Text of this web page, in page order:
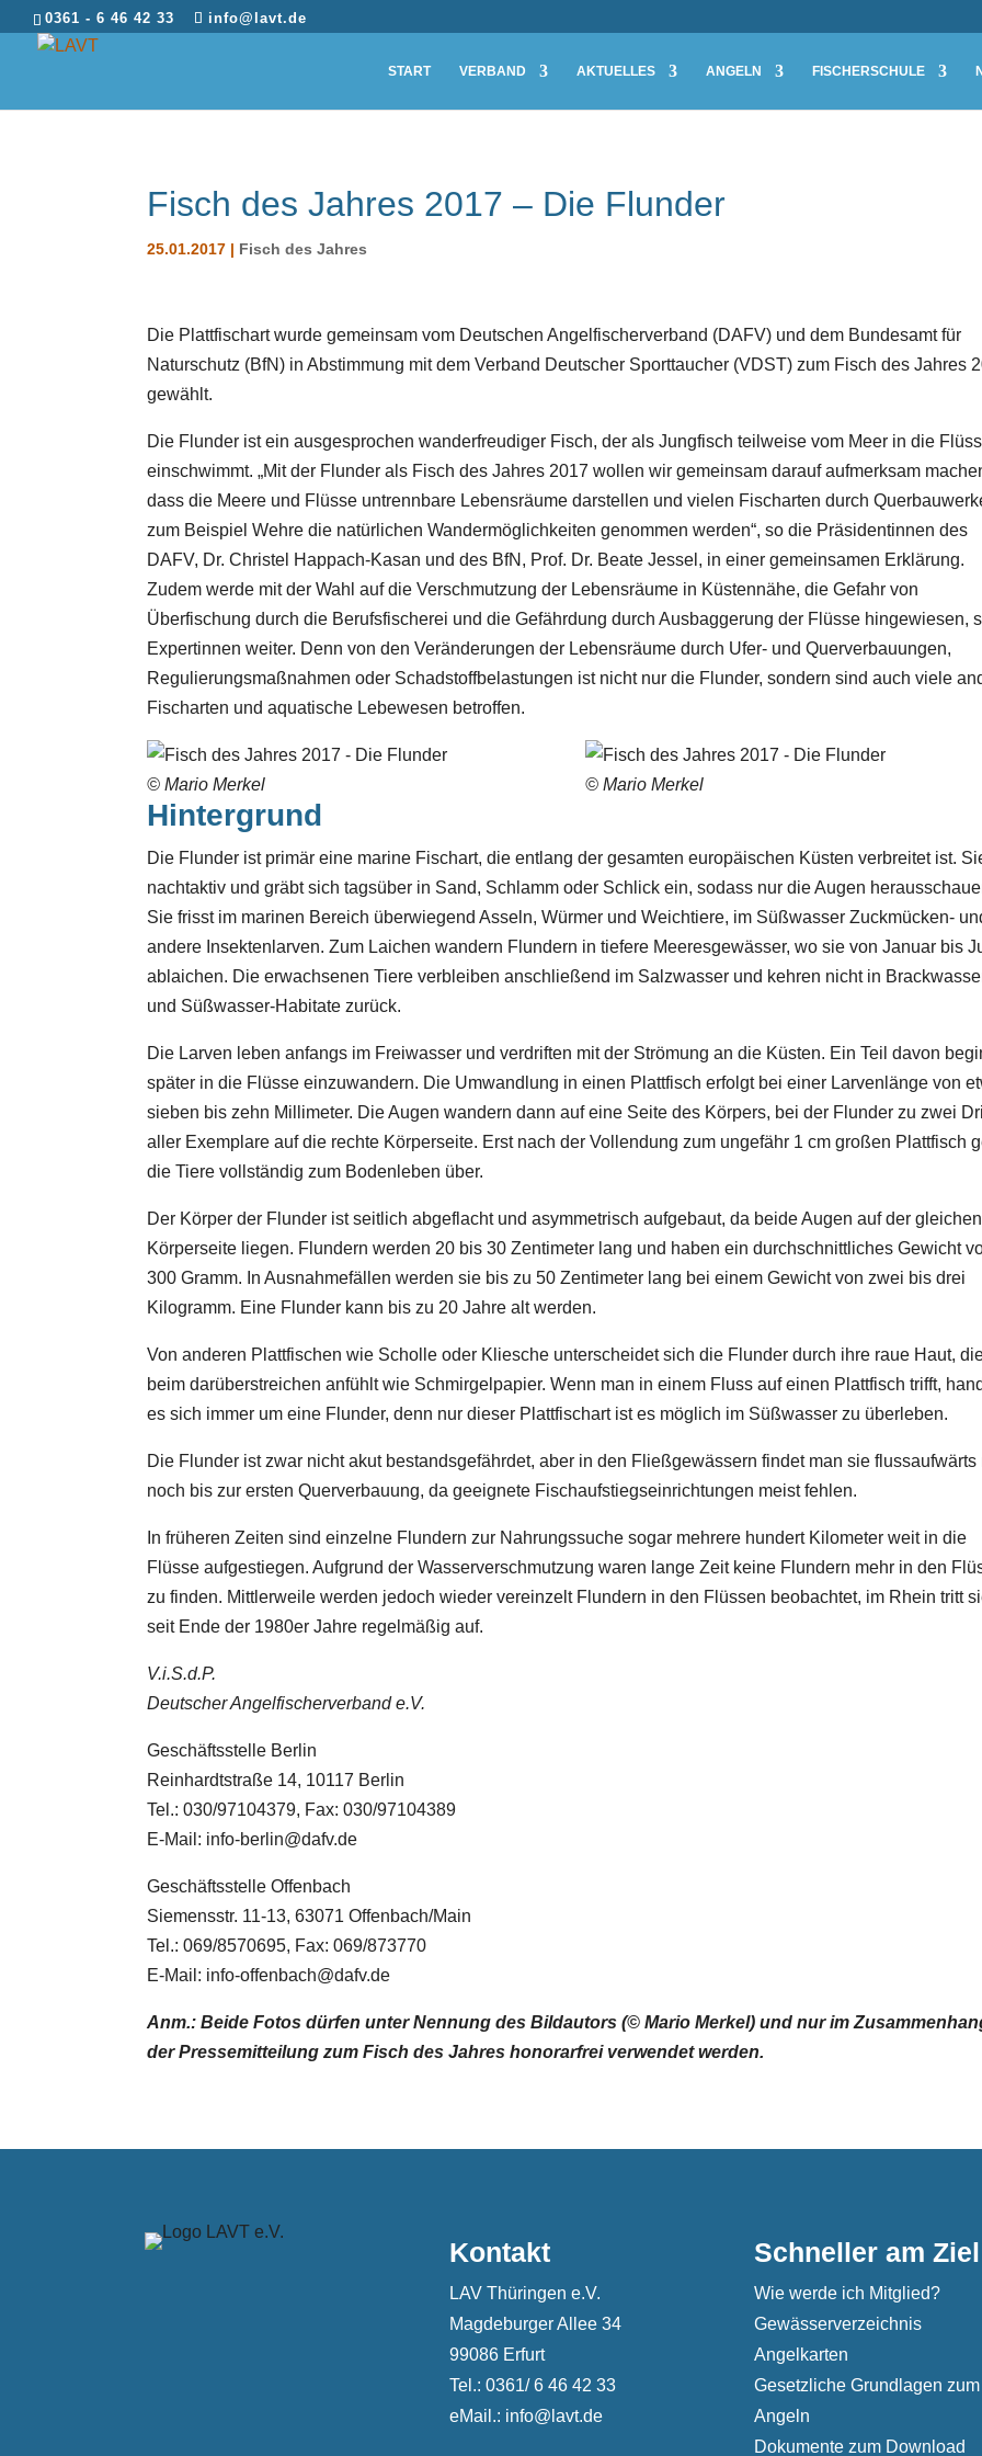
0361 - 6 46 42 33 info@lavt.de
START VERBAND AKTUELLES ANGELN FISCHERSCHULE
Fisch des Jahres 2017 – Die Flunder
25.01.2017 | Fisch des Jahres
Die Plattfischart wurde gemeinsam vom Deutschen Angelfischerverband (DAFV) und dem Bundesamt für
Naturschutz (BfN) in Abstimmung mit dem Verband Deutscher Sporttaucher (VDST) zum Fisch des Jahres
gewählt.
Die Flunder ist ein ausgesprochen wanderfreudiger Fisch, der als Jungfisch teilweise vom Meer in die
einschwimmt. „Mit der Flunder als Fisch des Jahres 2017 wollen wir gemeinsam darauf aufmerksam
dass die Meere und Flüsse untrennbare Lebensräume darstellen und vielen Fischarten durch
zum Beispiel Wehre die natürlichen Wandermöglichkeiten genommen werden“, so die Präsidentinnen des
DAFV, Dr. Christel Happach-Kasan und des BfN, Prof. Dr. Beate Jessel, in einer gemeinsamen Erklärung.
Zudem werde mit der Wahl auf die Verschmutzung der Lebensräume in Küstennähe, die Gefahr von
Überfischung durch die Berufsfischerei und die Gefährdung durch Ausbaggerung der Flüsse hingewiesen,
Expertinnen weiter. Denn von den Veränderungen der Lebensräume durch Ufer- und Querverbauungen,
Regulierungsmaßnahmen oder Schadstoffbelastungen ist nicht nur die Flunder, sondern sind auch viele
Fischarten und aquatische Lebewesen betroffen.
© Mario Merkel © Mario Merkel
Hintergrund
Die Flunder ist primär eine marine Fischart, die entlang der gesamten europäischen Küsten verbreitet ist.
nachtaktiv und gräbt sich tagsüber in Sand, Schlamm oder Schlick ein, sodass nur die Augen
Sie frisst im marinen Bereich überwiegend Asseln, Würmer und Weichtiere, im Süßwasser Zuckmücken-
andere Insektenlarven. Zum Laichen wandern Flundern in tiefere Meeresgewässer, wo sie von Januar bis
ablaichen. Die erwachsenen Tiere verbleiben anschließend im Salzwasser und kehren nicht in
und Süßwasser-Habitate zurück.
Die Larven leben anfangs im Freiwasser und verdriften mit der Strömung an die Küsten. Ein Teil davon
später in die Flüsse einzuwandern. Die Umwandlung in einen Plattfisch erfolgt bei einer Larvenlänge von
sieben bis zehn Millimeter. Die Augen wandern dann auf eine Seite des Körpers, bei der Flunder zu zwei
aller Exemplare auf die rechte Körperseite. Erst nach der Vollendung zum ungefähr 1 cm großen Plattfisch
die Tiere vollständig zum Bodenleben über.
Der Körper der Flunder ist seitlich abgeflacht und asymmetrisch aufgebaut, da beide Augen auf der gleichen
Körperseite liegen. Flundern werden 20 bis 30 Zentimeter lang und haben ein durchschnittliches Gewicht
300 Gramm. In Ausnahmefällen werden sie bis zu 50 Zentimeter lang bei einem Gewicht von zwei bis drei
Kilogramm. Eine Flunder kann bis zu 20 Jahre alt werden.
Von anderen Plattfischen wie Scholle oder Kliesche unterscheidet sich die Flunder durch ihre raue Haut,
beim darüberstreichen anfühlt wie Schmirgelpapier. Wenn man in einem Fluss auf einen Plattfisch trifft,
es sich immer um eine Flunder, denn nur dieser Plattfischart ist es möglich im Süßwasser zu überleben.
Die Flunder ist zwar nicht akut bestandsgefährdet, aber in den Fließgewässern findet man sie flussaufwärts
noch bis zur ersten Querverbauung, da geeignete Fischaufstiegseinrichtungen meist fehlen.
In früheren Zeiten sind einzelne Flundern zur Nahrungssuche sogar mehrere hundert Kilometer weit in die
Flüsse aufgestiegen. Aufgrund der Wasserverschmutzung waren lange Zeit keine Flundern mehr in den
zu finden. Mittlerweile werden jedoch wieder vereinzelt Flundern in den Flüssen beobachtet, im Rhein tritt
seit Ende der 1980er Jahre regelmäßig auf.
V.i.S.d.P.
Deutscher Angelfischerverband e.V.
Geschäftsstelle Berlin
Reinhardtstraße 14, 10117 Berlin
Tel.: 030/97104379, Fax: 030/97104389
E-Mail: info-berlin@dafv.de
Geschäftsstelle Offenbach
Siemensstr. 11-13, 63071 Offenbach/Main
Tel.: 069/8570695, Fax: 069/873770
E-Mail: info-offenbach@dafv.de
Anm.: Beide Fotos dürfen unter Nennung des Bildautors (© Mario Merkel) und nur im
der Pressemitteilung zum Fisch des Jahres honorarfrei verwendet werden.
Kontakt
LAV Thüringen e.V.
Magdeburger Allee 34
99086 Erfurt
Tel.: 0361/ 6 46 42 33
eMail.: info@lavt.de
Schneller am Ziel
Wie werde ich Mitglied?
Gewässerverzeichnis
Angelkarten
Gesetzliche Grundlagen zum
Angeln
Dokumente zum Download